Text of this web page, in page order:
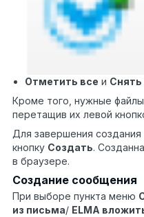
Отметить все и Снять
Кроме того, нужные
перетащив их левой
Для завершения
кнопку Создать.
в браузере.
Создание сообщения
При выборе пункта меню
из письма/ ELMA